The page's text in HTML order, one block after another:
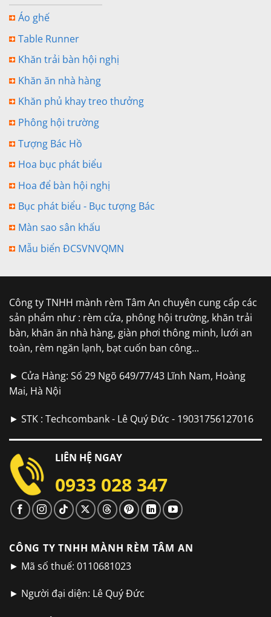
Áo ghế
Table Runner
Khăn trải bàn hội nghị
Khăn ăn nhà hàng
Khăn phủ khay treo thưởng
Phông hội trường
Tượng Bác Hồ
Hoa bục phát biểu
Hoa để bàn hội nghị
Bục phát biểu - Bục tượng Bác
Màn sao sân khấu
Mẫu biển ĐCSVNVQMN
Công ty TNHH mành rèm Tâm An chuyên cung cấp các
sản phẩm như : rèm cửa, phông hội trường, khăn trải
bàn, khăn ăn nhà hàng, giàn phơi thông minh, lưới an
toàn, rèm ngăn lạnh, bạt cuốn ban công...
► Cửa Hàng: Số 29 Ngõ 649/77/43 Lĩnh Nam, Hoàng
Mai, Hà Nội
► STK : Techcombank - Lê Quý Đức - 19031756127016
LIÊN HỆ NGAY
0933 028 347
CÔNG TY TNHH MÀNH RÈM TÂM AN
► Mã số thuế: 0110681023
► Người đại diện: Lê Quý Đức